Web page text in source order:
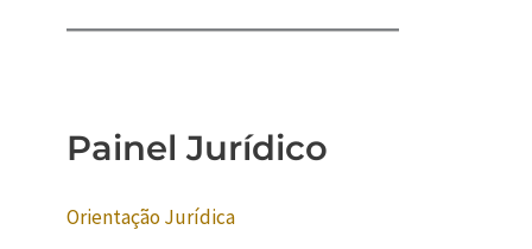
Painel Jurídico
Orientação Jurídica